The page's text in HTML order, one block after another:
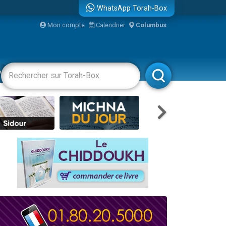
WhatsApp Torah-Box
Mon compte Calendrier Columbus
Livres Rabbanim